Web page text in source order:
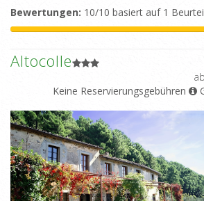
Bewertungen: 10/10 basiert auf 1
Altocolle
Keine Reservierungsgebühren